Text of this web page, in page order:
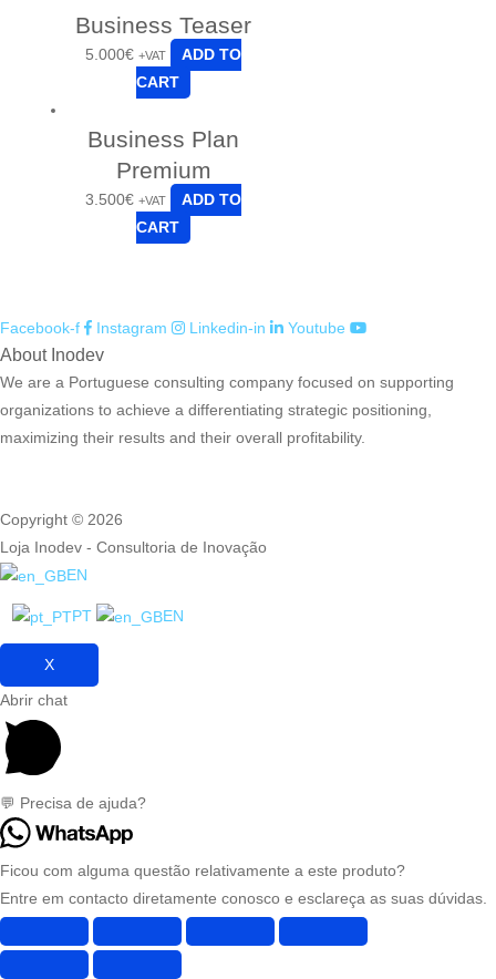
Business Teaser
5.000€ +VAT
ADD TO
CART
Business Plan
Premium
3.500€ +VAT
ADD TO
CART
Facebook-f Instagram Linkedin-in Youtube
About Inodev
We are a Portuguese consulting company focused on supporting
organizations to achieve a differentiating strategic positioning,
maximizing their results and their overall profitability.
Copyright © 2026
Loja Inodev - Consultoria de Inovação
EN
PT EN
X
Abrir chat
💬 Precisa de ajuda?
Ficou com alguma questão relativamente a este produto?
Entre em contacto diretamente conosco e esclareça as suas dúvidas.